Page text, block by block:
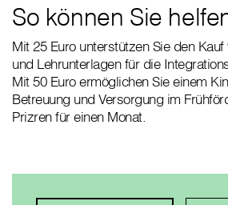
So können Sie
Mit 25 Euro unterstützen Sie den
und Lehrunterlagen für die
Mit 50 Euro ermöglichen Sie einem
Betreuung und Versorgung im
Prizren für einen Monat.